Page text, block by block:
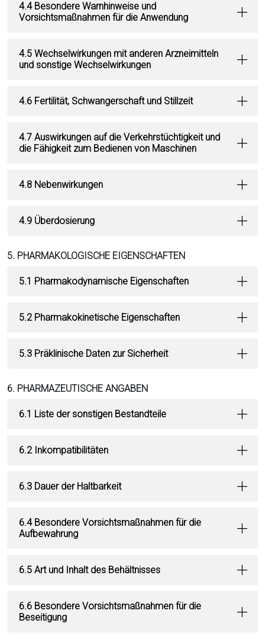
4.4 Besondere Warnhinweise und
Vorsichtsmaßnahmen für die Anwendung
4.5 Wechselwirkungen mit anderen Arzneimitteln
und sonstige Wechselwirkungen
4.6 Fertilität, Schwangerschaft und Stillzeit
4.7 Auswirkungen auf die Verkehrstüchtigkeit und
die Fähigkeit zum Bedienen von Maschinen
4.8 Nebenwirkungen
4.9 Überdosierung
5. PHARMAKOLOGISCHE EIGENSCHAFTEN
5.1 Pharmakodynamische Eigenschaften
5.2 Pharmakokinetische Eigenschaften
5.3 Präklinische Daten zur Sicherheit
6. PHARMAZEUTISCHE ANGABEN
6.1 Liste der sonstigen Bestandteile
6.2 Inkompatibilitäten
6.3 Dauer der Haltbarkeit
6.4 Besondere Vorsichtsmaßnahmen für die
Aufbewahrung
6.5 Art und Inhalt des Behältnisses
6.6 Besondere Vorsichtsmaßnahmen für die
Beseitigung